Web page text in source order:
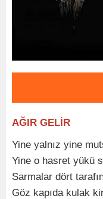
AĞIR GELİR
Yine yalnız yine
Yine o hasret yükü
Sarmalar dört
Göz kapıda kulak